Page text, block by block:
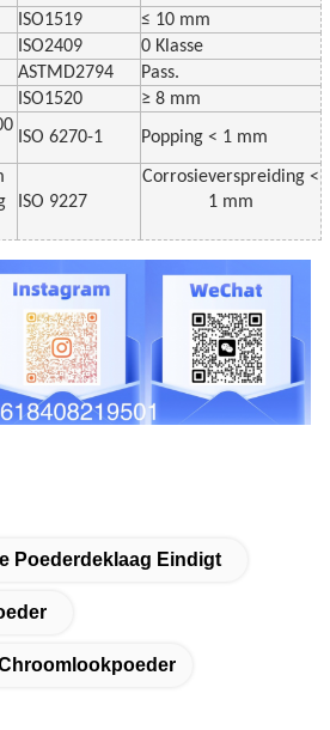
ISO1519
≤ 10 mm
ISO2409
0 Klasse
ASTMD2794
Pass.
ISO1520
≥ 8 mm
ISO 6270-1 Popping < 1 mm
ISO 9227
Corrosieverspreiding <
1 mm
Poederdeklaag Eindigt